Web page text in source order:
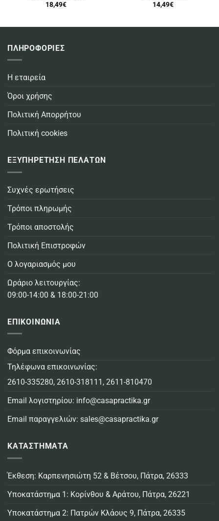
18,49€
14,49€
ΠΛΗΡΟΦΟΡΙΕΣ
Η εταιρεία
Όροι χρήσης
Πολιτική Απορρήτου
Πολιτική cookies
ΕΞΥΠΗΡΕΤΗΣΗ ΠΕΛΑΤΩΝ
Συχνές ερωτήσεις
Τρόποι πληρωμής
Τρόποι αποστολής
Πολιτική Επιστροφών
Ο λογαριασμός μου
Ωράριο λειτουργίας:
09:00-14:00 & 18:00-21:00
ΕΠΙΚΟΙΝΩΝΙΑ
Φόρμα επικοινωνίας
Τηλέφωνα επικοινωνίας:
2610-335280, 2610-318111 , 2611-810470
Email λογιστηρίου: info@casapractika.gr
Email παραγγελιών: sales@casapractika.gr
ΚΑΤΑΣΤΗΜΑΤΑ
Έκθεση: Καρπενησιώτη 52 & Βέτσου, Πάτρα, 26333
Υποκατάστημα 1: Κορίνθου & Αράτου, Πάτρα, 26221
Υποκατάστημα 2: Πατρών Κλάους 9, Πάτρα, 26335